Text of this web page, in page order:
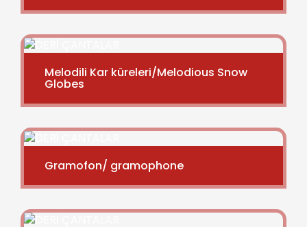
Melodili Kar küreleri/Melodious Snow
Globes
Gramofon/ gramophone